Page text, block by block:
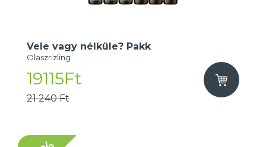
Vele vagy nélküle? Pakk
Olaszrizling
19115Ft
21 240 Ft